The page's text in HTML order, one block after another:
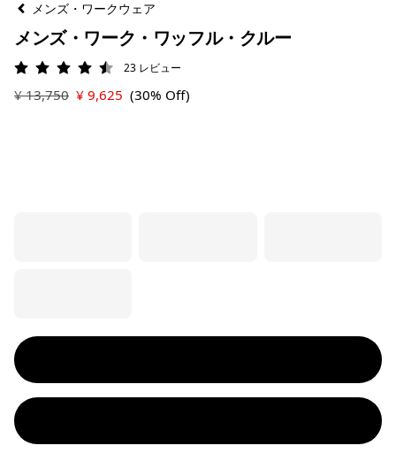
メンズ・ワークウェア
メンズ・ワーク・ワッフル・クルー
評価: 4.5 / 5
23 レビュー
¥ 13,750 ¥ 9,625 (30% Off)